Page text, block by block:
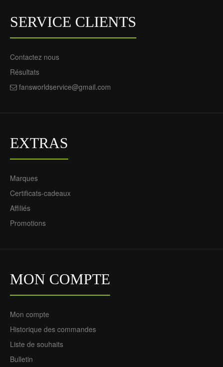
SERVICE CLIENTS
Contactez nous
Résultats
fansworldservice@gmail.com
EXTRAS
Marques
Certificats-cadeaux
Affiliés
Promotions
MON COMPTE
Mon compte
Historique des commandes
Liste de souhaits
Bulletin